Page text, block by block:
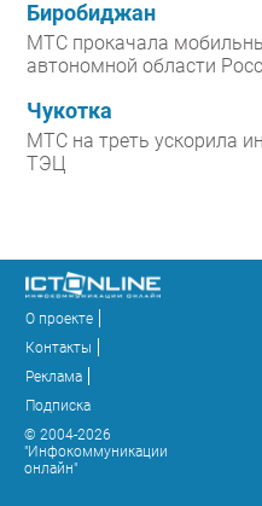
Биробиджан
МТС прокачала
автономной области
Чукотка
МТС на треть ускорила
ТЭЦ
О проекте
Контакты
Реклама
Подписка
© 2004-2026
"Инфокоммуникации
онлайн"